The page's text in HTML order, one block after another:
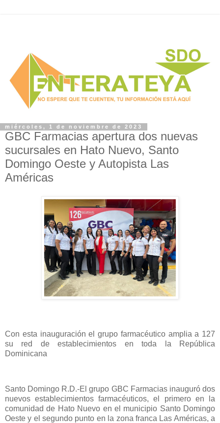
miércoles, 1 de noviembre de 2023
GBC Farmacias apertura dos nuevas
sucursales en Hato Nuevo, Santo
Domingo Oeste y Autopista Las
Américas
Con esta inauguración el grupo farmacéutico amplia a 127
su red de establecimientos en toda la República
Dominicana
Santo Domingo R.D.-El grupo GBC Farmacias inauguró dos
nuevos establecimientos farmacéuticos, el primero en la
comunidad de Hato Nuevo en el municipio Santo Domingo
Oeste y el segundo punto en la zona franca Las Américas, a